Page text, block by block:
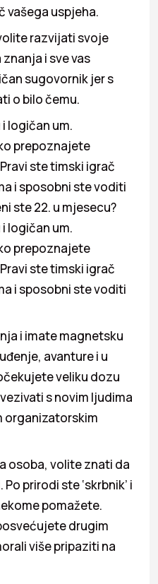
vašega uspjeha.
razvijati svoje
i sve vas
sugovornik jer s
o bilo čemu.
logičan um.
prepoznajete
ste timski igrač
i sposobni ste voditi
ste 22. u mjesecu?
logičan um.
prepoznajete
ste timski igrač
i sposobni ste voditi
i imate magnetsku
avanture i u
veliku dozu
s novim ljudima
organizatorskim
osoba, volite znati da
prirodi ste ‘skrbnik’ i
pomažete.
drugim
više pripaziti na